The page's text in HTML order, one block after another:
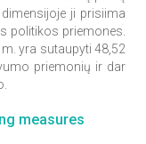
ji prisiima
politikos priemones.
yra sutaupyti 48,52
priemonių ir dar
measures